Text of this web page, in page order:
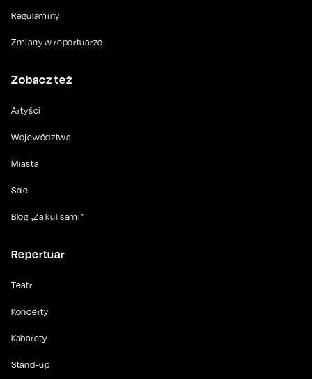
Regulaminy
Zmiany w repertuarze
Zobacz też
Artyści
Województwa
Miasta
Sale
Blog „Za kulisami”
Repertuar
Teatr
Koncerty
Kabarety
Stand-up